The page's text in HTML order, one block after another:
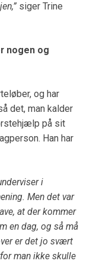
siger Trine
nogen og
og har
det, man kalder
på sit
Han har
i
Men det var
at der kommer
en dag, og så må
er det jo svært
man ikke skulle